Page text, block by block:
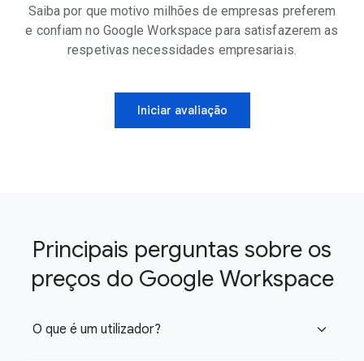
Saiba por que motivo milhões de empresas preferem
e confiam no Google Workspace para satisfazerem as
respetivas necessidades empresariais.
Iniciar avaliação
Principais perguntas sobre os
preços do Google Workspace
O que é um utilizador? expand_more